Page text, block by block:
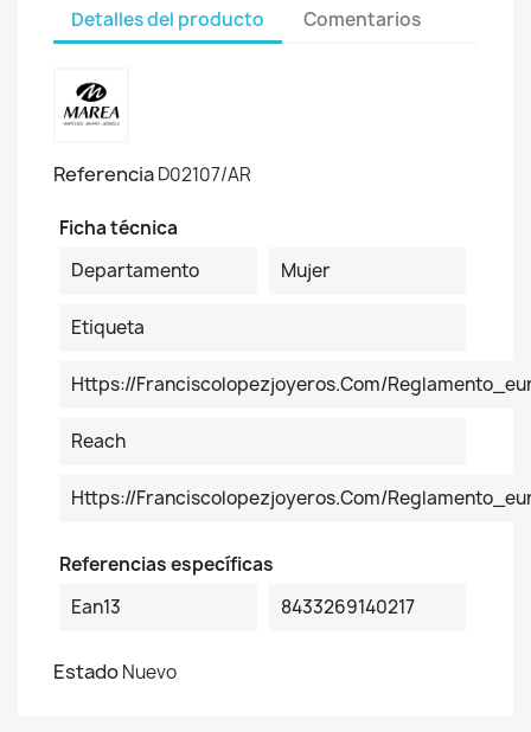
Detalles del producto Comentarios
ReferenciaD02107/AR
Ficha técnica
Departamento
Mujer
Etiqueta
Https://franciscolopezjoyeros.com/
Reach
Https://franciscolopezjoyeros.com/
Referencias específicas
Ean13
8433269140217
EstadoNuevo